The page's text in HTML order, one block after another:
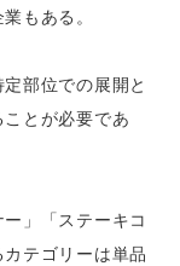
もある。
部位での展開と
とが必要であ
」「ステーキコ
テゴリーは単品